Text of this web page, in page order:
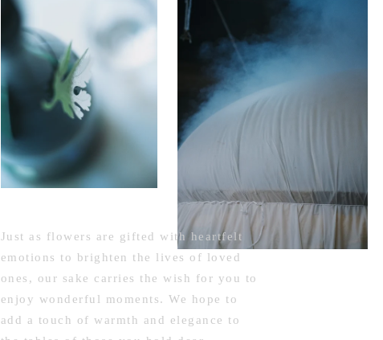
Just as flowers are gifted with heartfelt
emotions to brighten the lives of loved
ones, our sake carries the wish for you to
enjoy wonderful moments. We hope to
add a touch of warmth and elegance to